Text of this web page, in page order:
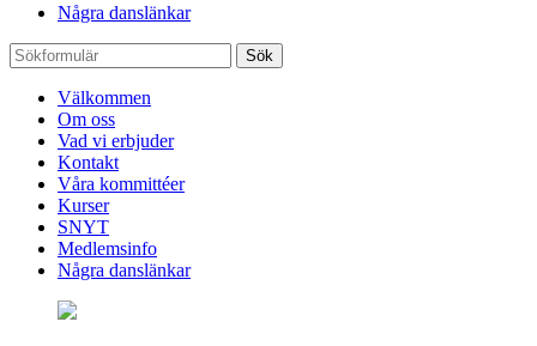
Några danslänkar
Sök
Välkommen
Om oss
Vad vi erbjuder
Kontakt
Våra kommittéer
Kurser
SNYT
Medlemsinfo
Några danslänkar